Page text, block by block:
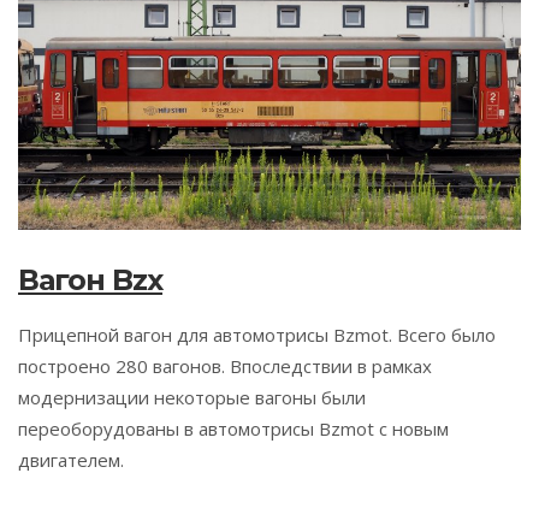
Вагон Bzx
Прицепной вагон для автомотрисы Bzmot. Всего было
построено 280 вагонов. Впоследствии в рамках
модернизации некоторые вагоны были
переоборудованы в автомотрисы Bzmot с новым
двигателем.